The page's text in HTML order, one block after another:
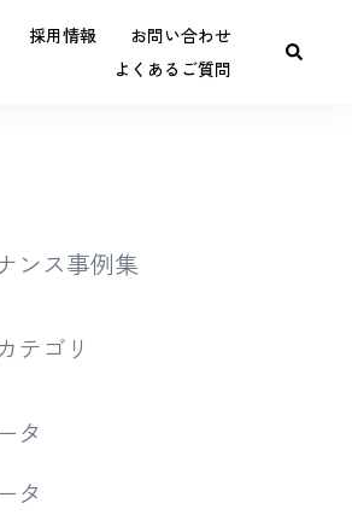
採用情報
お問い合わせ
よくあるご質問
ンス事例集
テゴリ
タ
タ